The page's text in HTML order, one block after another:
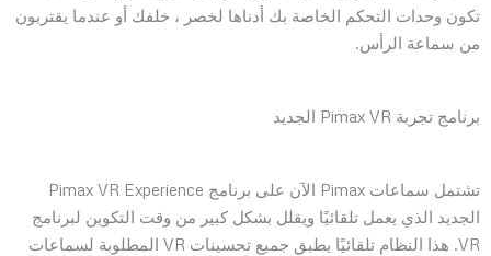
تكون وحدات التحكم الخاصة بك أدناها لخصر ، خلفك أو عندما يقتربون
من سماعة الرأس.
برنامج تجربة Pimax VR الجديد
تشتمل سماعات Pimax الآن على برنامج Pimax VR Experience
الجديد الذي يعمل تلقائيًا ويقلل بشكل كبير من وقت التكوين لبرنامج
VR. هذا النظام تلقائيًا يطبق جميع تحسينات VR المطلوبة لسماعات